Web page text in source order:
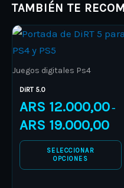
TAMBIÉN TE
Juegos digitales Ps4
DiRT 5.0
ARS 12.000,00 –
ARS 19.000,00
SELECCIONAR
OPCIONES
This
product
has
The
options
may
be